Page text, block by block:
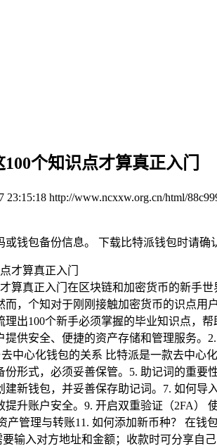
个知识点才算真正入门
23:15:18 http://www.ncxxw.org.cn/html/
钱包备份信息。 下载比特派钱包时请确
算真正入门在区块链和加密货币的新手
，个知对于刚刚接触加密货币的识点
出100个新手必须掌握的毕业知识点，
供安全、便捷的资产存储和管理服务
去中心化钱包的关系 比特派是一款去中
形式，必须妥善保管。5. 助记词的重
新钱包，并妥善保存助记词。7. 如何
升账户安全。9. 开启双重验证（2FA）
产管理与转账11. 如何添加新币种？ 在
输入对方地址和金额；收款时可分享自